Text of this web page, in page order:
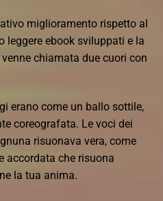
miglioramento rispetto al
leggere ebook sviluppati e la
chiamata due cuori con
erano come un ballo sottile,
coreografata. Le voci dei
risuonava vera, come
accordata che risuona
la tua anima.